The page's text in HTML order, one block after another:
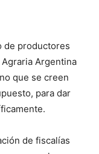
de productores
Argentina
que se creen
para dar
de fiscalías